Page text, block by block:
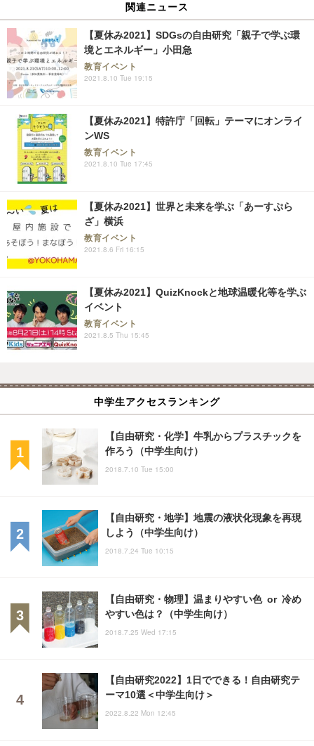
関連ニュース
【夏休み2021】SDGsの自由研究「親子で学ぶ環
境とエネルギー」小田急
教育イベント
2021.8.10 Tue 19:15
【夏休み2021】特許庁「回転」テーマにオンライ
ンWS
教育イベント
2021.8.10 Tue 17:45
【夏休み2021】世界と未来を学ぶ「あーすぷら
ざ」横浜
教育イベント
2021.8.6 Fri 16:15
【夏休み2021】QuizKnockと地球温暖化等を学ぶ
イベント
教育イベント
2021.8.5 Thu 15:45
中学生アクセスランキング
【自由研究・化学】牛乳からプラスチックを
作ろう（中学生向け）
2018.7.10 Tue 15:00
【自由研究・地学】地震の液状化現象を再現
しよう（中学生向け）
2018.7.24 Tue 10:15
【自由研究・物理】温まりやすい色 or 冷め
やすい色は？（中学生向け）
2018.7.25 Wed 17:15
【自由研究2022】1日でできる！自由研究テ
ーマ10選＜中学生向け＞
2022.8.22 Mon 12:45